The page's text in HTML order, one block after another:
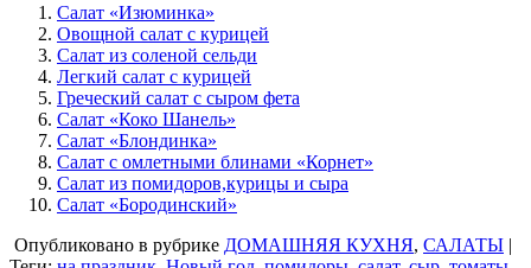
Салат «Изюминка»
Овощной салат с курицей
Салат из соленой сельди
Легкий салат с курицей
Греческий салат с сыром фета
Салат «Коко Шанель»
Салат «Блондинка»
Салат с омлетными блинами «Корнет»
Салат из помидоров,курицы и сыра
Салат «Бородинский»
Опубликовано в рубрике ДОМАШНЯЯ КУХНЯ, САЛАТЫ |